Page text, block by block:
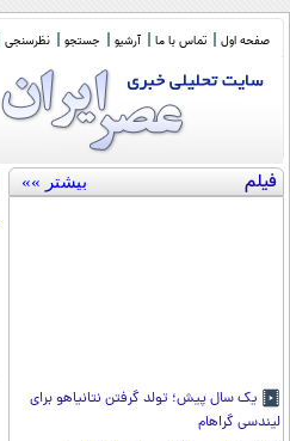
صفحه اول تماس با ما آرشیو جستجو نظرسنجی
فیلم بیشتر »»
یک سال پیش؛ تولد گرفتن نتانیاهو برای
لیندسی گراهام